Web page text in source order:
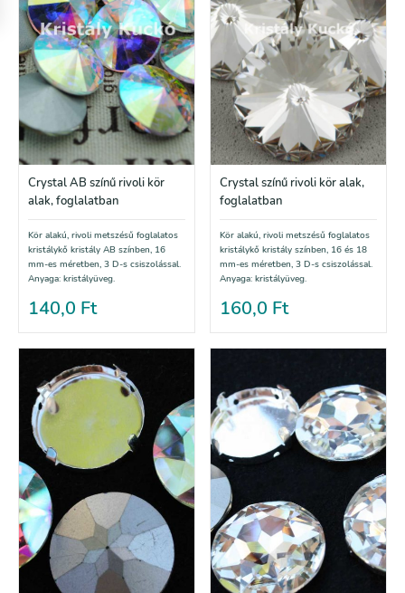
Crystal AB színű rivoli kör
alak, foglalatban
Kör alakú, rivoli metszésű foglalatos
kristálykő kristály AB színben, 16
mm-es méretben, 3 D-s csiszolással.
Anyaga: kristályüveg.
140,0 Ft
Crystal színű rivoli kör alak,
foglalatban
Kör alakú, rivoli metszésű foglalatos
kristálykő kristály színben, 16 és 18
mm-es méretben, 3 D-s csiszolással.
Anyaga: kristályüveg.
160,0 Ft